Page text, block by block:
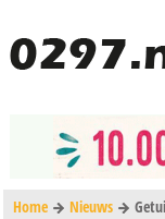
Home Nieuws